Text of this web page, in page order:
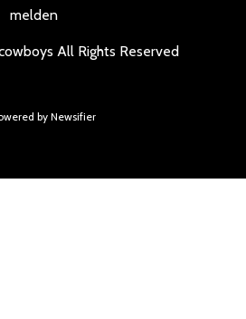
melden
All Rights Reserved
by Newsifier